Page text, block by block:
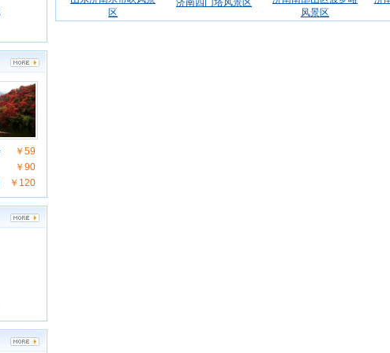
￥59
￥90
￥120
区
济南四门塔风景区
风景区